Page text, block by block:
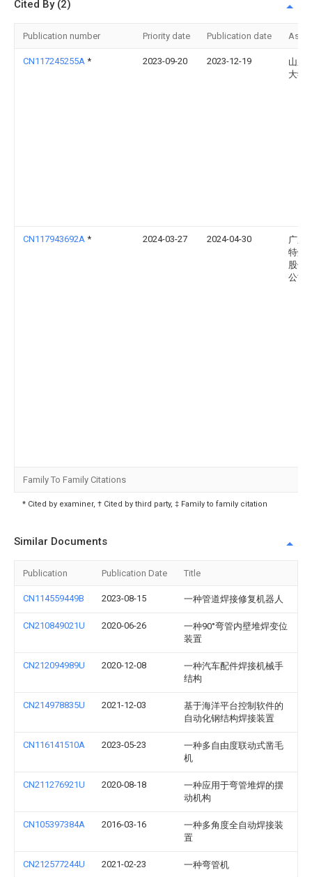
Cited By (2)
Publication number Priority date Publication date
CN117245255A * 2023-09-20 2023-12-19
山东
大学
CN117943692A * 2024-03-27 2024-04-30
广东
特焊
股份
公司
Family To Family Citations
* Cited by examiner, † Cited by third party, ‡ Family to family citation
Similar Documents
Publication Publication Date Title
CN114559449B 2023-08-15 一种管道焊接修复机器人
CN210849021U 2020-06-26
一种90°弯管内壁堆焊变位
装置
CN212094989U 2020-12-08
一种汽车配件焊接机械手
结构
CN214978835U 2021-12-03
基于海洋平台控制软件的
自动化钢结构焊接装置
CN116141510A 2023-05-23
一种多自由度联动式凿毛
机
CN211276921U 2020-08-18
一种应用于弯管堆焊的摆
动机构
CN105397384A 2016-03-16
一种多角度全自动焊接装
置
CN212577244U 2021-02-23 一种弯管机